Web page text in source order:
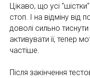
Цікаво, що усі
стоп. І на відміну від
доволі сильно
активувати її, тепер
частіше.
Після закінчення